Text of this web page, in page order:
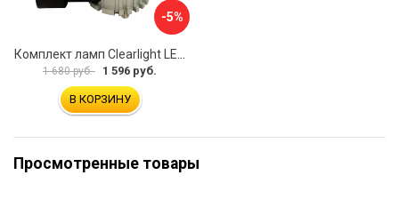
-5%
1 680 руб. 1 596 руб.
В КОРЗИНУ
Просмотренные товары